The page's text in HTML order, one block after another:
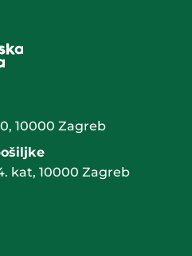
10000 Zagreb
kat, 10000 Zagreb